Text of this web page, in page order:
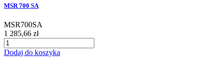
MSR 700 SA
MSR700SA
1 285,66 zł
Dodaj do koszyka